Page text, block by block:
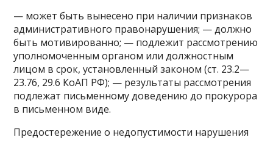
— может быть вынесено при наличии признаков
административного правонарушения; — должно
быть мотивированно; — подлежит рассмотрению
уполномоченным органом или должностным
лицом в срок, установленный законом (ст. 23.2—
23.76, 29.6 КоАП РФ); — результаты рассмотрения
подлежат письменному доведению до прокурора
в письменном виде.
Предостережение о недопустимости нарушения